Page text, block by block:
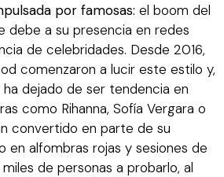
por famosas: el boom del
debe a su presencia en redes
de celebridades. Desde 2016,
comenzaron a lucir este estilo y,
dejado de ser tendencia en
como Rihanna, Sofía Vergara o
convertido en parte de su
en alfombras rojas y sesiones de
de personas a probarlo, al